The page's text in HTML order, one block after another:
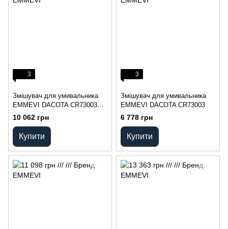
3
Змішувач для умивальника
EMMEVI DACOTA CR73003
BIG
10 062 грн
Купити
3
Змішувач для умивальника
EMMEVI DACOTA CR73003
6 778 грн
Купити